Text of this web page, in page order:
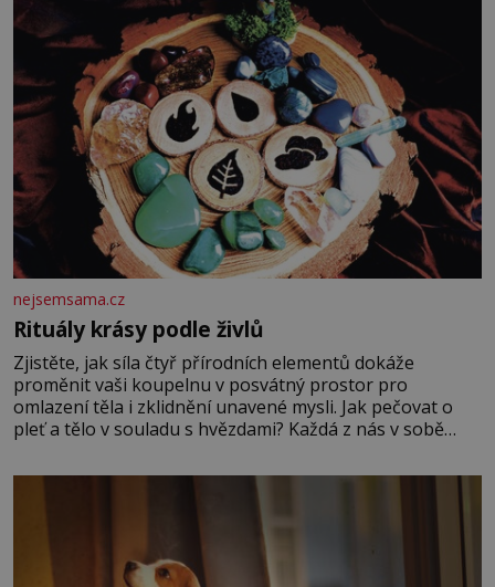
nejsemsama.cz
Rituály krásy podle živlů
Zjistěte, jak síla čtyř přírodních elementů dokáže
proměnit vaši koupelnu v posvátný prostor pro
omlazení těla i zklidnění unavené mysli. Jak pečovat o
pleť a tělo v souladu s hvězdami? Každá z nás v sobě
povaze, ale i v potřebách naší pokožky. Ohnivá znamení
Ženy narozené ve znamení Berana, Lva a Střelce v sobě
nesou žár, odvahu a neutuchající elán. Vaše